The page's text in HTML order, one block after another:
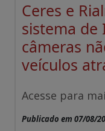
Ceres e
sistema de
câmeras
veículos
Acesse para
Publicado em 07/08/